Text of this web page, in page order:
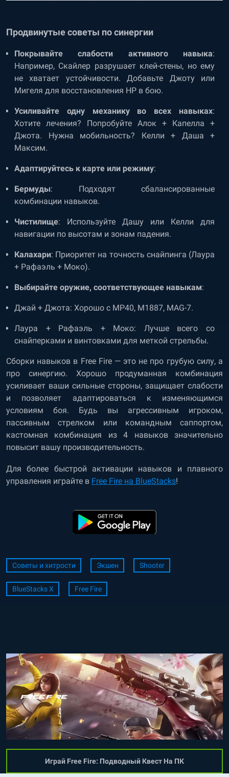
Продвинутые советы по синергии
Покрывайте слабости активного навыка:
Например, Скайлер разрушает клей-стены, но ему
не хватает устойчивости. Добавьте Джоту или
Мигеля для восстановления HP в бою.
Усиливайте одну механику во всех навыках:
Хотите лечения? Попробуйте Алок + Капелла +
Джота. Нужна мобильность? Келли + Даша +
Максим.
Адаптируйтесь к карте или режиму:
Бермуды: Подходят сбалансированные
комбинации навыков.
Чистилище: Используйте Дашу или Келли для
навигации по высотам и зонам падения.
Калахари: Приоритет на точность снайпинга (Лаура
+ Рафаэль + Моко).
Выбирайте оружие, соответствующее навыкам:
Джай + Джота: Хорошо с MP40, M1887, MAG-7.
Лаура + Рафаэль + Моко: Лучше всего со
снайперками и винтовками для меткой стрельбы.
Сборки навыков в Free Fire — это не про грубую силу, а
про синергию. Хорошо продуманная комбинация
усиливает ваши сильные стороны, защищает слабости
и позволяет адаптироваться к изменяющимся
условиям боя. Будь вы агрессивным игроком,
пассивным стрелком или командным саппортом,
кастомная комбинация из 4 навыков значительно
повысит вашу производительность.
Для более быстрой активации навыков и плавного
управления играйте в Free Fire на BlueStacks!
Советы и хитрости Экшен Shooter
BlueStacks X Free Fire
Играй Free Fire: Подводный Квест На ПК